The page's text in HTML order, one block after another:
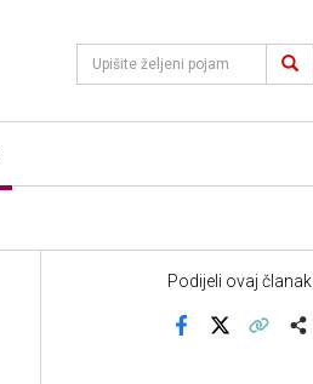
Podijeli ovaj članak